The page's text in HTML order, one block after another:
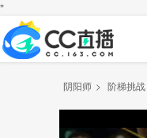
"
阴阳师 > 阶梯挑战